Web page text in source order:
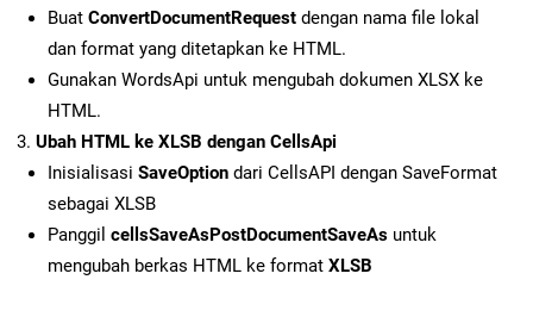
Buat ConvertDocumentRequest dengan nama file lokal
dan format yang ditetapkan ke HTML.
Gunakan WordsApi untuk mengubah dokumen XLSX ke
HTML.
Ubah HTML ke XLSB dengan CellsApi
Inisialisasi SaveOption dari CellsAPI dengan SaveFormat
sebagai XLSB
Panggil cellsSaveAsPostDocumentSaveAs untuk
mengubah berkas HTML ke format XLSB